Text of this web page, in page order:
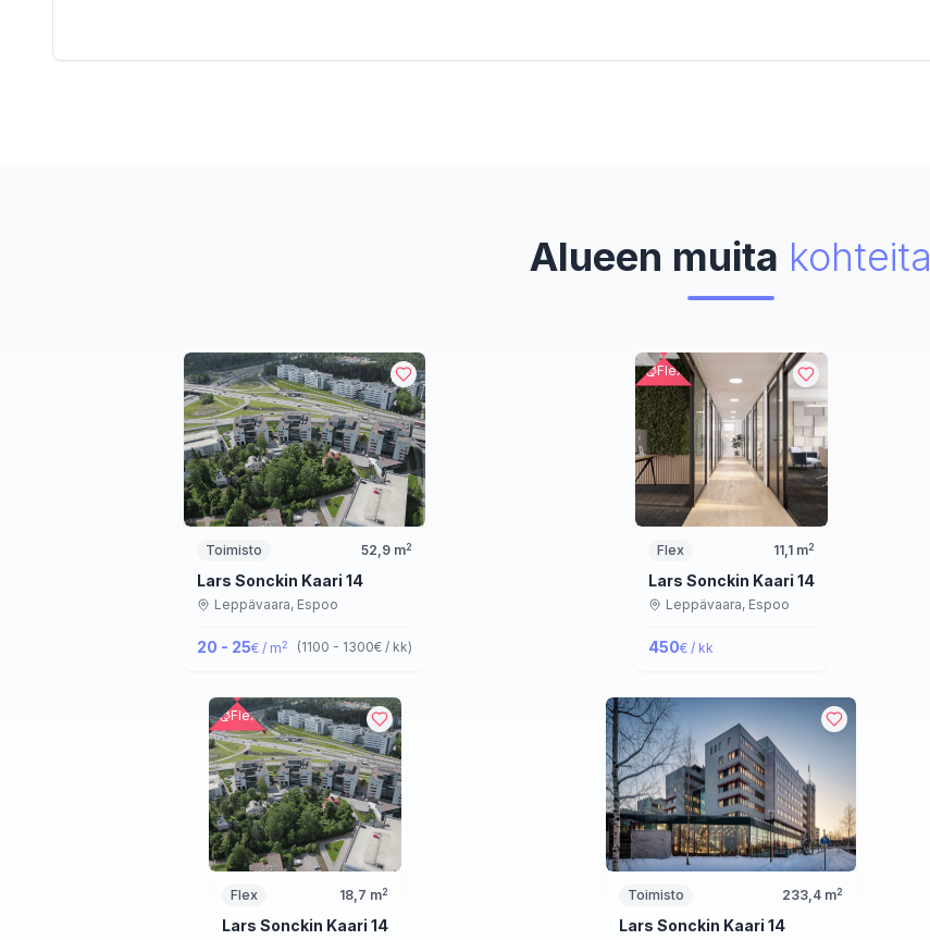
Alueen muita kohteita
Toimisto 52,9 m2
Lars Sonckin Kaari 14
Leppävaara, Espoo
20 - 25€ / m2 (1100 - 1300€ / kk)
Flex
Flex 11,1m2
Lars Sonckin Kaari 14
Leppävaara, Espoo
450€ / kk
Flex
Flex 18,7 m2
Lars Sonckin Kaari 14
Toimisto 233,4 m2
Lars Sonckin Kaari 14